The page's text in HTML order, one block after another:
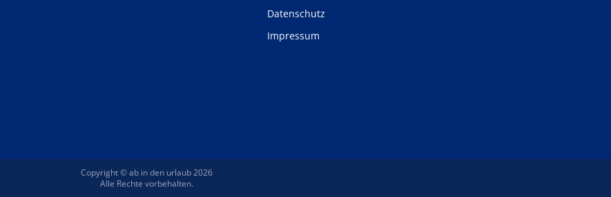
Datenschutz
Impressum
Copyright © ab in den urlaub 2026
Alle Rechte vorbehalten.